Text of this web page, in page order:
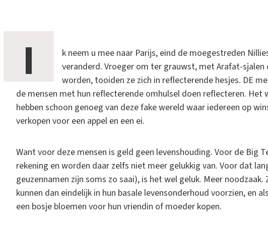
I
k neem u mee naar Parijs, eind de moegestreden
veranderd. Vroeger om ter grauwst, met Arafat-
worden, tooiden ze zich in reflecterende hesjes. DE
de mensen met hun reflecterende omhulsel doen reflecteren. Het
hebben schoon genoeg van deze fake wereld waar iedereen op
verkopen voor een appel en een ei.
Want voor deze mensen is geld geen levenshouding. Voor de Big
rekening en worden daar zelfs niet meer gelukkig van. Voor dat
geuzennamen zijn soms zo saai), is het wel geluk. Meer
kunnen dan eindelijk in hun basale levensonderhoud voorzien, en
een bosje bloemen voor hun vriendin of moeder kopen.